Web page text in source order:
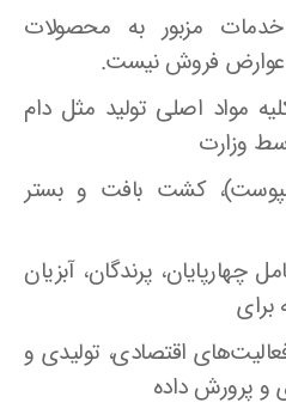
مزبور به محصولات
عوارض فروش نیست.
مواد اصلی تولید مثل دام
وزارت
کشت بافت و بستر
چهارپایان، پرندگان، آبزیان
اقتصادی، تولیدی و
و پرورش داده